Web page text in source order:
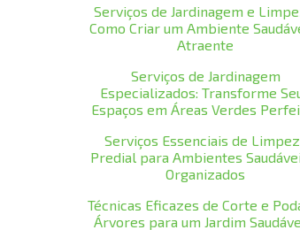
Serviços de Jardinagem e
Como Criar um Ambiente
Atraente
Serviços de Jardinagem
Especializados: Transforme
Espaços em Áreas Verdes
Serviços Essenciais de
Predial para Ambientes
Organizados
Técnicas Eficazes de Corte e
Árvores para um Jardim